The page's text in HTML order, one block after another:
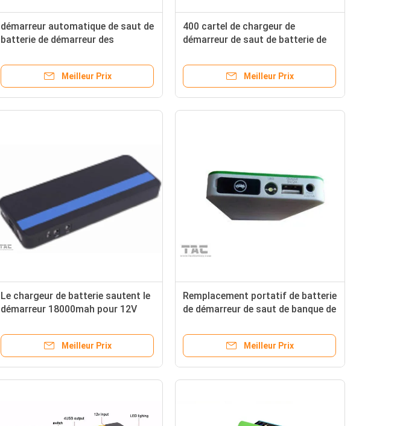
démarreur automatique de saut de
batterie de démarreur des
16800mah avec la lame de secours
Meilleur Prix
400 cartel de chargeur de
démarreur de saut de batterie de
le compresseur d'air
Meilleur Prix
Le chargeur de batterie sautent le
démarreur 18000mah pour 12V
Meilleur Prix
Remplacement portatif de batterie
de démarreur de saut de banque de
12000mAH de saut de voiture
d'essence
Meilleur Prix